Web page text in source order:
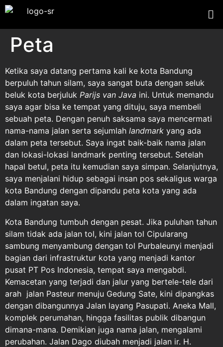
Peta
Ketika saya datang pertama kali ke kota Bandung
berpuluh tahun silam, saya sangat buta dengan seluk
beluk kota berjuluk Parijs van Java ini. Untuk memandu
saya agar bisa ke tempat yang dituju, saya membeli
sebuah peta. Dengan penuh saksama saya mencermati
nama-nama jalan serta sejumlah landmark yang ada
dalam peta tersebut. Saya ingat baik-baik nama jalan
dan lokasi-lokasi landmark penting tersebut. Setelah
hapal betul, peta itu kemudian saya simpan. Selanjutnya,
saya menjalani hidup sebagai insan pos sekaligus warga
kota Bandung dengan dipandu peta kota yang ada
dalam ingatan saya.
Kota Bandung tumbuh dengan pesat. Jika puluhan tahun
silam tidak ada jalan tol, kini jalan tol Cipularang
sambung menyambung dengan tol Purbaleunyi menjadi
bagian dari infrastruktur kota yang menjadi kantor
pusat PT Pos Indonesia, tempat saya mengabdi.
Kemacetan yang terjadi dan jalur yang bertele-tele dari
arah jalan Pasteur menuju Gedung Sate, kini dipangkas
dengan dibangunnya Jalan layang Pasupati. Aneka Mall,
komplek perumahan, hingga fasilitas publik dibangun
dimana-mana. Demikian juga nama jalan, mengalami
perubahan. Jalan Dago diubah menjadi jalan ir. H.